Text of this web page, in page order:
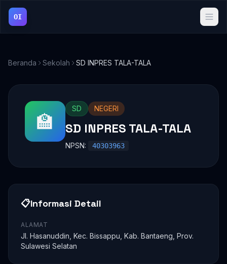
OI
Beranda Sekolah SD INPRES TALA-TALA
🏫
SD NEGERI
SD INPRES TALA-TALA
NPSN: 40303963
📋Informasi Detail
ALAMAT
Jl. Hasanuddin, Kec. Bissappu, Kab. Bantaeng, Prov.
Sulawesi Selatan